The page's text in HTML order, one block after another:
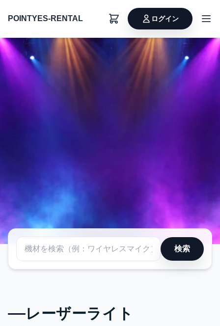
POINTYES-RENTAL ログイン
イベントを彩るプロフェッショ
ナル照明
検索
レーザーライト